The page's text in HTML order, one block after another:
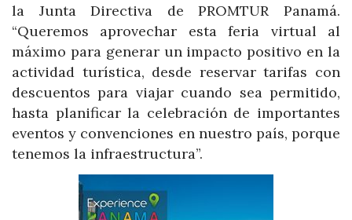
la Junta Directiva de PROMTUR Panamá.
“Queremos aprovechar esta feria virtual al
máximo para generar un impacto positivo en la
actividad turística, desde reservar tarifas con
descuentos para viajar cuando sea permitido,
hasta planificar la celebración de importantes
eventos y convenciones en nuestro país, porque
tenemos la infraestructura”.